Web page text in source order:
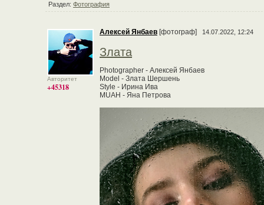
Раздел: Фотография
Авторитет
+45318
Алексей Янбаев [фотограф] 14.07.2022, 12:24
Злата
Photographer - Алексей Янбаев
Model - Злата Шершень
Style - Ирина Ива
MUAH - Яна Петрова